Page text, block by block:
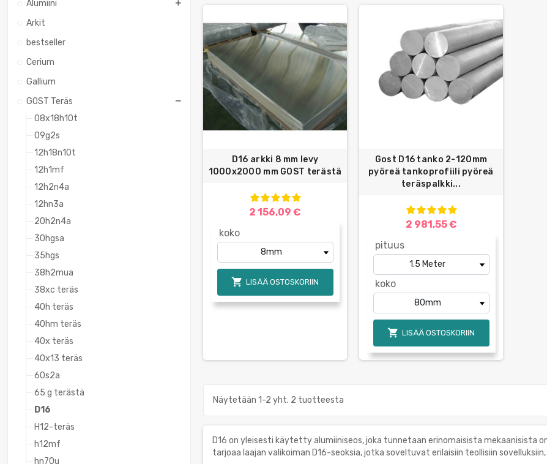
Alumiini
Arkit
bestseller
Cerium
Gallium
GOST Teräs
08x18h10t
09g2s
12h18n10t
12h1mf
12h2n4a
12hn3a
20h2n4a
30hgsa
35hgs
38h2mua
38xc teräs
40h teräs
40hm teräs
40x teräs
40x13 teräs
60s2a
65 g terästä
D16
H12-teräs
h12mf
hn70u
D16 arkki 8 mm levy
1000x2000 mm GOST terästä
2 156,09 €
koko
 LISÄÄ OSTOSKORIIN
Gost D16 tanko 2-120mm
pyöreä tankoprofiili pyöreä
teräspalkki...
2 981,55 €
pituus
koko
 LISÄÄ OSTOSKORIIN
Näytetään 1-2 yht. 2 tuotteesta
D16 on yleisesti käytetty alumiiniseos, joka tunnetaan erinomaisista mekaanisista
tarjoaa laajan valikoiman D16-seoksia, jotka soveltuvat erilaisiin teollisiin